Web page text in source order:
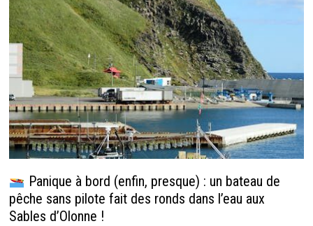
Panique à bord (enfin, presque) : un bateau de
pêche sans pilote fait des ronds dans l’eau aux
Sables d’Olonne !